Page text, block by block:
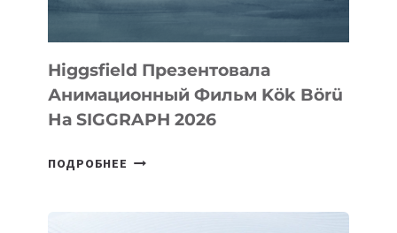
Higgsfield Презентовала
Анимационный Фильм Kök Börü
На SIGGRAPH 2026
ПОДРОБНЕЕ HIGGSFIELD